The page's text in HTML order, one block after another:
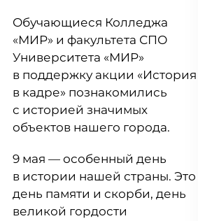
Обучающиеся Колледжа
«МИР» и факультета СПО
Университета «МИР»
в поддержку акции «История
в кадре» познакомились
с историей значимых
объектов нашего города.
9 мая — особенный день
в истории нашей страны. Это
день памяти и скорби, день
великой гордости